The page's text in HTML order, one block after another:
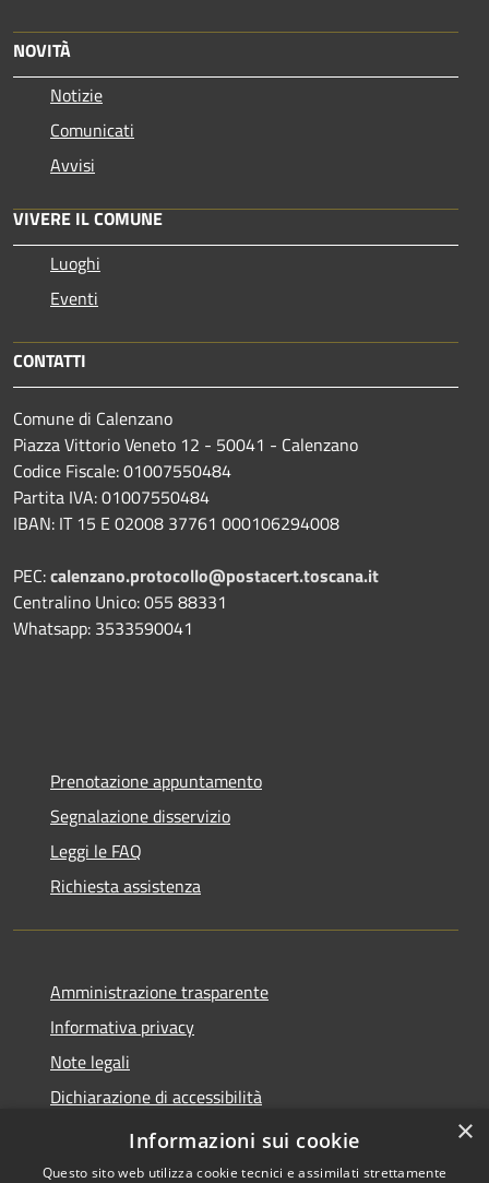
NOVITÀ
Notizie
Comunicati
Avvisi
VIVERE IL COMUNE
Luoghi
Eventi
CONTATTI
Comune di Calenzano
Piazza Vittorio Veneto 12 - 50041 - Calenzano
Codice Fiscale: 01007550484
Partita IVA: 01007550484
IBAN: IT 15 E 02008 37761 000106294008
PEC:calenzano.protocollo@postacert.toscana.it
Centralino Unico: 055 88331
Whatsapp: 3533590041
Prenotazione appuntamento
Segnalazione disservizio
Leggi le FAQ
Richiesta assistenza
Amministrazione trasparente
Informativa privacy
Note legali
Dichiarazione di accessibilità
Statistiche Web
×
Informazioni sui cookie
Questo sito web utilizza cookie tecnici e assimilati strettamente